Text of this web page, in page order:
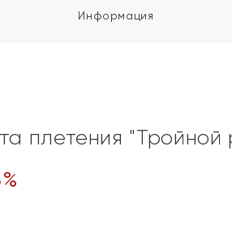
Информация
плетения "Тройной
%